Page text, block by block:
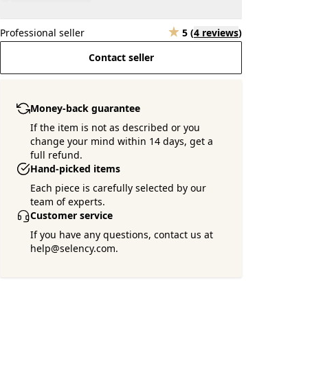
Professional seller 5 (4 reviews)
Contact seller
Money-back guarantee
If the item is not as described or you
change your mind within 14 days, get a
full refund.
Hand-picked items
Each piece is carefully selected by our
team of experts.
Customer service
If you have any questions, contact us at
help@selency.com.